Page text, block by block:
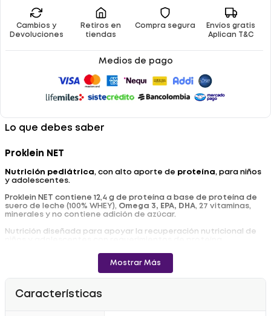
Cambios y
Devoluciones
Retiros en
tiendas
Compra segura
Envíos gratis
Aplican T&C
Medios de pago
Lo que debes saber
Proklein NET
Nutrición pediátrica, con alto aporte de proteína, para niños
y adolescentes.
Proklein NET contiene 12,4 g de proteína a base de proteína de
suero de leche (100% WHEY), Omega 3, EPA, DHA, 27 vitaminas,
minerales y no contiene adición de azúcar.
Nutrición diseñada para apoyar la recuperación nutricional de
Registro Invima: RSA-0007150-2018
Mostrar Más
Características